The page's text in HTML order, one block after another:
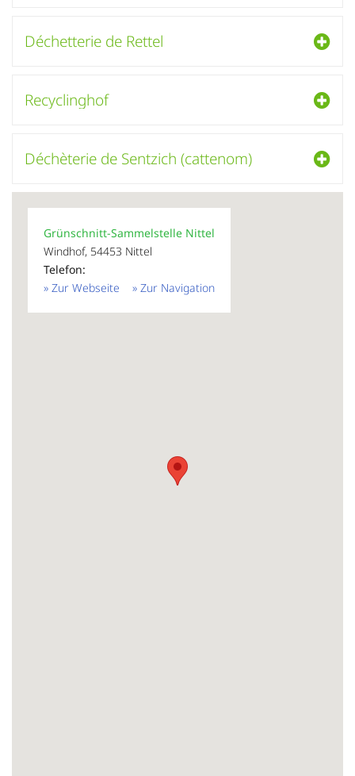
Déchetterie de Rettel
Recyclinghof
Déchèterie de Sentzich (cattenom)
Grünschnitt-Sammelstelle Nittel
Windhof, 54453 Nittel
Telefon:
» Zur Navigation
» Zur Webseite